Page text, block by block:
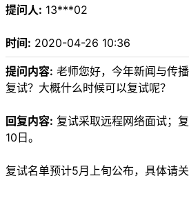
提问人: 13***02
时间: 2020-04-26 10:36
提问内容: 老师您好，今年新闻与传
复试？大概什么时候可以复试呢？
回复内容: 复试采取远程网络面试；
10日。
复试名单预计5月上旬公布，具体请关